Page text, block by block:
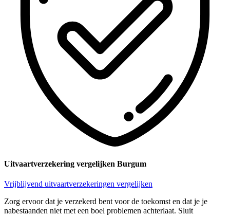
Uitvaartverzekering vergelijken Burgum
Vrijblijvend uitvaartverzekeringen vergelijken
Zorg ervoor dat je verzekerd bent voor de toekomst en dat je je
nabestaanden niet met een boel problemen achterlaat. Sluit